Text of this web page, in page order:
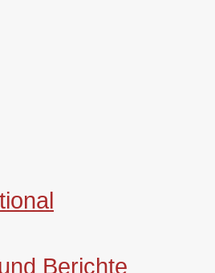
Berichte